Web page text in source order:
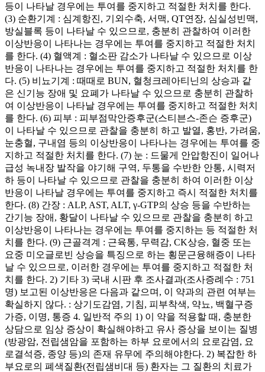
등이 나타날 경우에는 투여를 중지하고 적절한 처치를 한다.
(3) 순환기계 : 심계항진, 기외수축, 서맥, QT연장, 심실성빈맥,
방실블록 등이 나타날 수 있으므로, 충분히 관찰하여 이러한
이상반응이 나타나는 경우에는 투여를 중지하고 적절한 처치
를 한다. (4) 혈액계 : 혈소판 감소가 나타날 수 있으므로 이상
반응이 나타나는 경우에는 투여를 중지하고 적절한 처치를 한
다. (5) 비뇨기계 : 때때로 BUN, 혈청크레아티닌의 상승과 같
은 신기능 장애 및 요폐가 나타날 수 있으므로 충분히 관찰하
여 이상반응이 나타날 경우에는 투여를 중지하고 적절한 처치
를 한다. (6) 피부 : 피부점막안증후군(스티븐스-존슨 증후군)
이 나타날 수 있으므로 관찰을 충분히 하고 발열, 홍반, 가려움,
눈충혈, 구내염 등의 이상반응이 나타나는 경우에는 투여를 중
지하고 적절한 처치를 한다. (7) 눈 : 드물게 안압항진이 일어나
급성 녹내장 발작을 야기해 구역, 두통을 수반한 안통, 시력저
하 등이 나타날 수 있으므로 관찰을 충분히 하여 이러한 이상
반응이 나타날 경우에는 투여를 중지하고 즉시 적절한 처치를
한다. (8) 간장 : ALP, AST, ALT, γ-GTP의 상승 등을 수반하는
간기능 장애, 황달이 나타날 수 있으므로 관찰을 충분히 하고
이상반응이 나타나는 경우에는 투여를 중지하는 등 적절한 처
치를 한다. (9) 근골격계 : 근육통, 무력감, CK상승, 혈중 또는
요중 미오글로빈 상승을 특징으로 하는 횡문근융해증이 나타
날 수 있으므로, 이러한 경우에는 투여를 중지하고 적절한 처
치를 한다. 2) 기타 3) 국내 시판 후 조사결과(조사증례수 : 751
명) 보고된 이상반응은 다음과 같으며, 이 약과의 관련 여부는
확실하지 않다. : 상기도감염, 기침, 피부착색, 약뇨, 백혈구증
가증, 이명, 통증 4. 일반적 주의 1) 이 약을 적용할 때, 충분한
상담으로 임상 증상이 확실해야하고 유사 증상을 보이는 질병
(방광암, 전립샘암을 포함하는 하부 요로에서의 요로감염, 요
로결석증, 종양 등)의 존재 유무에 주의해야한다. 2) 복잡한 하
부요로의 폐색질환(전립샘비대 등) 환자는 그 질환의 치료가